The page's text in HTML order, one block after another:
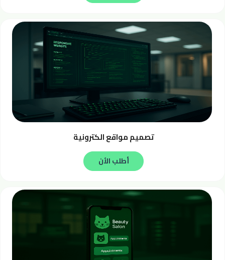
تصميم مواقع الكترونية
أطلب الأن